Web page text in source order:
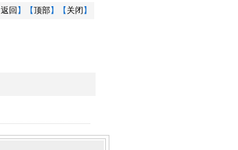
返回 】【顶部】【 关闭 】